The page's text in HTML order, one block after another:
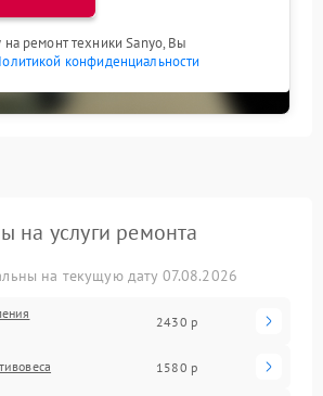
на ремонт техники Sanyo, Вы
конфиденциальности
на услуги ремонта
на текущую дату 07.08.2026
2430 р
1580 р